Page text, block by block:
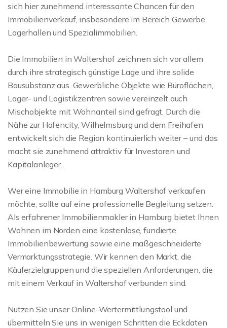
sich hier zunehmend interessante Chancen für den
Immobilienverkauf, insbesondere im Bereich Gewerbe,
Lagerhallen und Spezialimmobilien.
Die Immobilien in Waltershof zeichnen sich vor allem
durch ihre strategisch günstige Lage und ihre solide
Bausubstanz aus. Gewerbliche Objekte wie Büroflächen,
Lager- und Logistikzentren sowie vereinzelt auch
Mischobjekte mit Wohnanteil sind gefragt. Durch die
Nähe zur Hafencity, Wilhelmsburg und dem Freihafen
entwickelt sich die Region kontinuierlich weiter – und das
macht sie zunehmend attraktiv für Investoren und
Kapitalanleger.
Wer eine Immobilie in Hamburg Waltershof verkaufen
möchte, sollte auf eine professionelle Begleitung setzen.
Als erfahrener Immobilienmakler in Hamburg bietet Ihnen
Wohnen im Norden eine kostenlose, fundierte
Immobilienbewertung sowie eine maßgeschneiderte
Vermarktungsstrategie. Wir kennen den Markt, die
Käuferzielgruppen und die speziellen Anforderungen, die
mit einem Verkauf in Waltershof verbunden sind.
Nutzen Sie unser Online-Wertermittlungstool und
übermitteln Sie uns in wenigen Schritten die Eckdaten